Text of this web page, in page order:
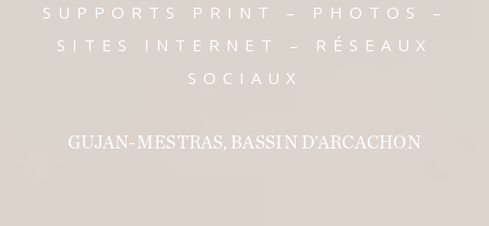
SUPPORTS PRINT – PHOTOS –
SITES INTERNET – RÉSEAUX
SOCIAUX
GUJAN-MESTRAS, BASSIN D’ARCACHON